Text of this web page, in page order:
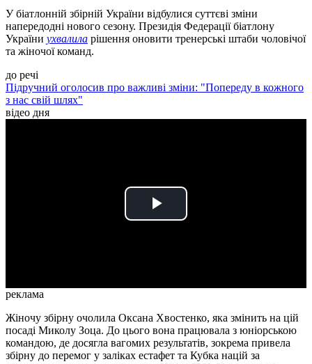
У біатлонній збірній України відбулися суттєві зміни
напередодні нового сезону. Президія Федерації біатлону
України ухвалила рішення оновити тренерські штаби чоловічої
та жіночої команд.
до речі
Підручний оголосив про важливі зміни: "Попереду в кожного
з нас свій шлях"
відео дня
Play
реклама
Жіночу збірну очолила Оксана Хвостенко, яка змінить на цій
посаді Миколу Зоца. До цього вона працювала з юніорською
командою, де досягла вагомих результатів, зокрема привела
збірну до перемог у заліках естафет та Кубка націй за